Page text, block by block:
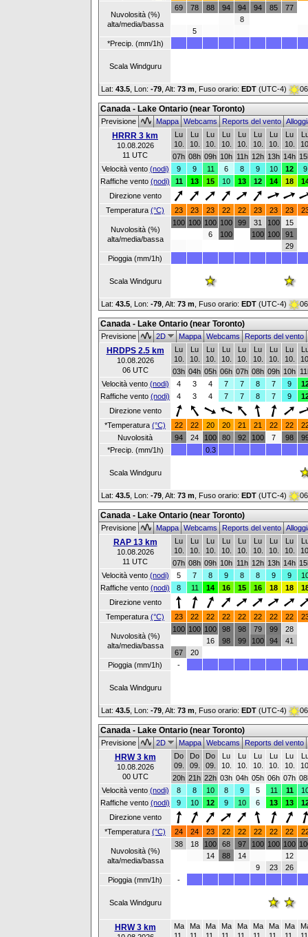
Nuvolosità (%)
alta/media/bassa
69 78
5
88 94
94
8
94 85 77
*Precip. (mm/1h)
Scala Windguru
Lat: 43.5 , Lon: -79 Alt: 73 m , Fuso orario: EDT (UTC-4)
Canada - Lake Ontario (near Toronto)
Previsione MappaWebcamsReports del vento
HRRR 3 km
10.08.2026
11 UTC
Lu
10.
Lu
10.
Lu
10.
Lu
10.
Lu
10.
Lu
10.
Lu
10.
Lu
10.
07h 08h 09h 10h 11h 12h 13h 14h
Velocità vento (nodi) 9 9 11 6 8 9 10 12
9
Raffiche vento (nodi) 11 13 15 10 13 12 14 18
Direzione vento
Temperatura (°C) 23 23 23 22 22 23 23 23
Nuvolosità (%)
alta/media/bassa
100 100 100
6
100
100
99
31
100
100
100
15
91
29
Pioggia (mm/1h)
Scala Windguru
Lat: 43.5 , Lon: -79 Alt: 73 m , Fuso orario: EDT (UTC-4)
Canada - Lake Ontario (near Toronto)
Previsione 2D MappaWebcamsReports del vento
HRDPS 2.5 km
10.08.2026
06 UTC
Lu
10.
Lu
10.
Lu
10.
Lu
10.
Lu
10.
Lu
10.
Lu
10.
Lu
10.
03h 04h 05h 06h 07h 08h 09h 10h
Velocità vento (nodi) 4 3 4 7 7 8 7 9
Raffiche vento (nodi) 4 3 4 7 7 8 7 9
Direzione vento
*Temperatura (°C) 22 22 20 20 21 21 22 22
Nuvolosità
94 24 100 80 92 100 7 98
*Precip. (mm/1h)
0.3
Scala Windguru
Lat: 43.5 , Lon: -79 Alt: 73 m , Fuso orario: EDT (UTC-4)
Canada - Lake Ontario (near Toronto)
Previsione MappaWebcamsReports del vento
RAP 13 km
10.08.2026
11 UTC
Lu
10.
Lu
10.
Lu
10.
Lu
10.
Lu
10.
Lu
10.
Lu
10.
Lu
10.
07h 08h 09h 10h 11h 12h 13h 14h
Velocità vento (nodi) 5 7 8 9 8 8 9 9
Raffiche vento (nodi) 8 11 14 16 15 16 18 18
Direzione vento
Temperatura (°C) 23 22 22 22 22 22 22 22
Nuvolosità (%)
alta/media/bassa
100
67
100
20
100
16
98
98
98
99
79
100
99
94
28
41
Pioggia (mm/1h) -
Scala Windguru
Lat: 43.5 , Lon: -79 Alt: 73 m , Fuso orario: EDT (UTC-4)
Canada - Lake Ontario (near Toronto)
Previsione 2D MappaWebcamsReports del vento
HRW 3 km
10.08.2026
00 UTC
Do
09.
Do
09.
Do
09.
Lu
10.
Lu
10.
Lu
10.
Lu
10.
Lu
10.
20h 21h 22h 03h 04h 05h 06h 07h
Velocità vento (nodi) 8 8 10 8 9 5 11 11
Raffiche vento (nodi) 9 10 12 9 10 6 13 13
Direzione vento
*Temperatura (°C) 24 24 23 22 22 22 22 22
Nuvolosità (%)
alta/media/bassa
38 18
100
14
68
88
97
14
100
9
100
23
100
12
26
Pioggia (mm/1h) -
Scala Windguru
HRW 3 km
Ma
Ma
Ma
Ma
Ma
Ma
Ma
Ma